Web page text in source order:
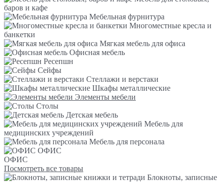
баров и кафе
Мебельная фурнитура
Многоместные кресла и
банкетки
Мягкая мебель для офиса
Офисная мебель
Ресепшн
Сейфы
Стеллажи и верстаки
Шкафы металлические
Элементы мебели
Столы
Детская мебель
Мебель для
медицинских учреждений
Мебель для персонала
ОФИС
ОФИС
Посмотреть все товары
Блокноты, записные